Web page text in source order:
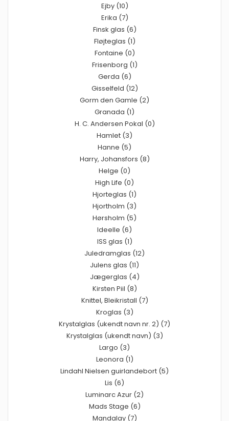
Ejby (10)
Erika (7)
Finsk glas (6)
Fløjteglas (1)
Fontaine (0)
Frisenborg (1)
Gerda (6)
Gisselfeld (12)
Gorm den Gamle (2)
Granada (1)
H. C. Andersen Pokal (0)
Hamlet (3)
Hanne (5)
Harry, Johansfors (8)
Helge (0)
High Life (0)
Hjorteglas (1)
Hjortholm (3)
Hørsholm (5)
Ideelle (6)
ISS glas (1)
Juledramglas (12)
Julens glas (11)
Jægerglas (4)
Kirsten Piil (8)
Knittel, Bleikristall (7)
Kroglas (3)
Krystalglas (ukendt navn nr. 2) (7)
Krystalglas (ukendt navn) (3)
Largo (3)
Leonora (1)
Lindahl Nielsen guirlandebort (5)
Lis (6)
Luminarc Azur (2)
Mads Stage (6)
Mandalay (7)